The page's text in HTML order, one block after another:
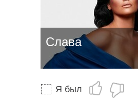
Слава
Я был